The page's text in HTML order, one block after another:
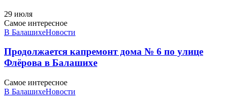
29 июля
Самое интересное
В БалашихеНовости
Продолжается капремонт дома № 6 по улице
Флёрова в Балашихе
Самое интересное
В БалашихеНовости